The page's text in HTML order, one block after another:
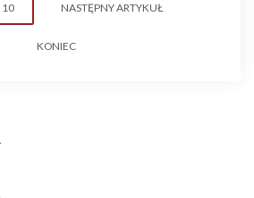
10 NASTĘPNY ARTYKUŁ
KONIEC